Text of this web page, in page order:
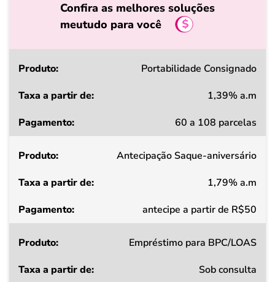
Confira as melhores soluções
meutudo para você
Produto
a
de
Pagamento
Portabilidade Consignado
1,39% a.m
60 a 108 parcelas
Antecipação Saque-aniversário
1,79% a.m
antecipe a partir de R$50
Empréstimo para BPC/LOAS
Sob consulta